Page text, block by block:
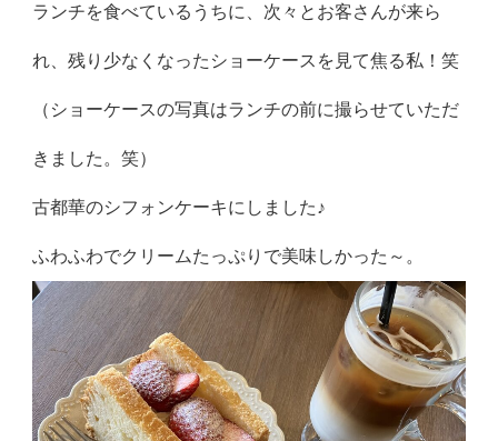
ランチを食べているうちに、次々とお客さんが来ら
れ、残り少なくなったショーケースを見て焦る私！笑
（ショーケースの写真はランチの前に撮らせていただ
きました。笑）
古都華のシフォンケーキにしました♪
ふわふわでクリームたっぷりで美味しかった～。